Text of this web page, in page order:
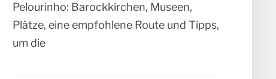
Pelourinho: Barockkirchen, Museen,
Plätze, eine empfohlene Route und Tipps,
um die